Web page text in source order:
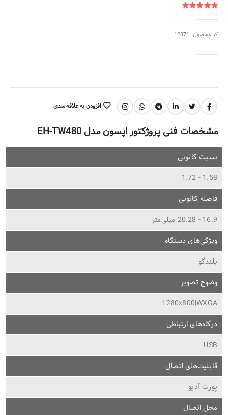
کد محصول: 12371
اشتراک گذاری: افزودن به علاقه مندی
مشخصات فنی پروژکتور اپسون مدل EH-TW480
نسبت کانونی
1.58 - 1.72
فاصله کانونی
16.9 - 20.28 میلی‌متر
ویژگی‌های دستگاه
بلندگو
وضوح تصویر
1280x800|WXGA
درگاه‌های ارتباطی
USB
قابلیت‌های اتصال
پورت آدیو
محل اتصال